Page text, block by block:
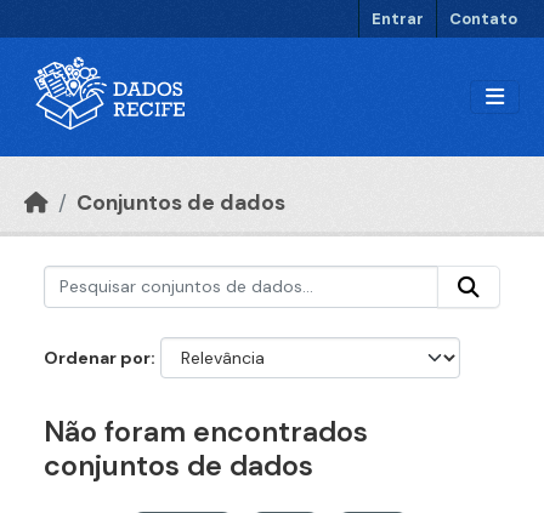
Entrar Contato
Conjuntos de dados
Ordenar por
Não foram encontrados
conjuntos de dados